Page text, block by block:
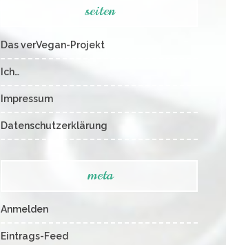
seiten
Das verVegan-Projekt
Ich…
Impressum
Datenschutzerklärung
meta
Anmelden
Eintrags-Feed